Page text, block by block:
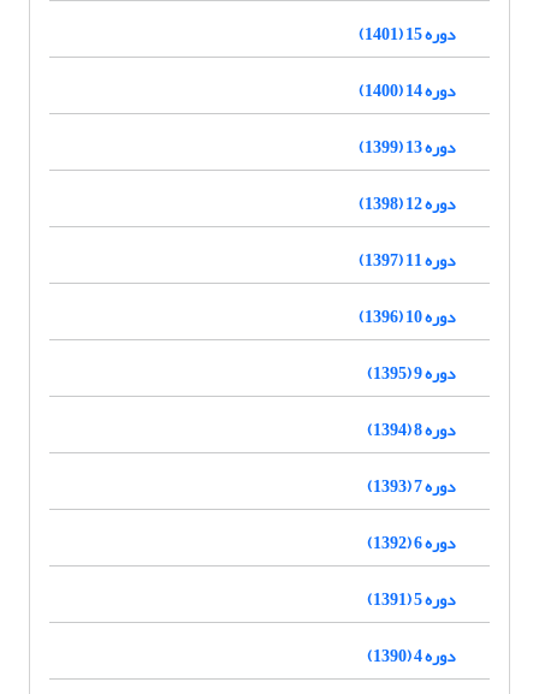
دوره 15 (1401)
دوره 14 (1400)
دوره 13 (1399)
دوره 12 (1398)
دوره 11 (1397)
دوره 10 (1396)
دوره 9 (1395)
دوره 8 (1394)
دوره 7 (1393)
دوره 6 (1392)
دوره 5 (1391)
دوره 4 (1390)